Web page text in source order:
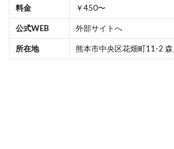
料金 ￥450〜
公式WEB 外部サイトへ
所在地 熊本市中央区花畑町11-2